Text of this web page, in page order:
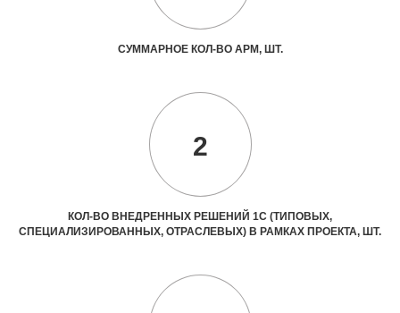
СУММАРНОЕ КОЛ-ВО АРМ, ШТ.
2
КОЛ-ВО ВНЕДРЕННЫХ РЕШЕНИЙ 1С (ТИПОВЫХ,
СПЕЦИАЛИЗИРОВАННЫХ, ОТРАСЛЕВЫХ) В РАМКАХ ПРОЕКТА, ШТ.